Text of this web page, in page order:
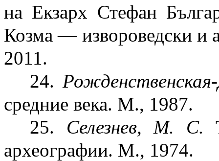
на Екзарх Стефан
Козма — извороведски и
2011.
24.
средние века. М., 1987.
25. Селезнев, М. С.
археографии. М., 1974.